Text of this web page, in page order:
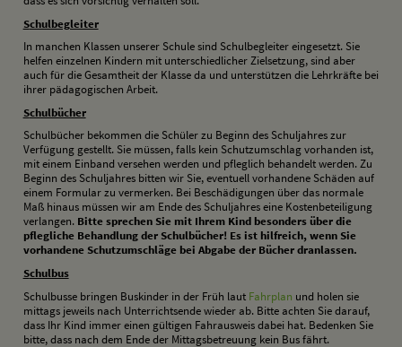
Schulbegleiter
In manchen Klassen unserer Schule sind Schulbegleiter eingesetzt. Sie
helfen einzelnen Kindern mit unterschiedlicher Zielsetzung, sind aber
auch für die Gesamtheit der Klasse da und unterstützen die Lehrkräfte bei
ihrer pädagogischen Arbeit.
Schulbücher
Schulbücher bekommen die Schüler zu Beginn des Schuljahres zur
Verfügung gestellt. Sie müssen, falls kein Schutzumschlag vorhanden ist,
mit einem Einband versehen werden und pfleglich behandelt werden. Zu
Beginn des Schuljahres bitten wir Sie, eventuell vorhandene Schäden auf
einem Formular zu vermerken. Bei Beschädigungen über das normale
Maß hinaus müssen wir am Ende des Schuljahres eine Kostenbeteiligung
verlangen. Bitte sprechen Sie mit Ihrem Kind besonders über die
pflegliche Behandlung der Schulbücher! Es ist hilfreich, wenn Sie
vorhandene Schutzumschläge bei Abgabe der Bücher dranlassen.
Schulbus
Schulbusse bringen Buskinder in der Früh laut Fahrplan und holen sie
mittags jeweils nach Unterrichtsende wieder ab. Bitte achten Sie darauf,
dass Ihr Kind immer einen gültigen Fahrausweis dabei hat. Bedenken Sie
bitte, dass nach dem Ende der Mittagsbetreuung kein Bus fährt.